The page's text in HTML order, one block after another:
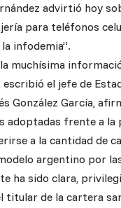
advirtió hoy
para teléfonos
infodemia”.
muchísima
el jefe de
González García,
adoptadas frente a la
a la cantidad de
argentino por
ha sido clara,
titular de la cartera